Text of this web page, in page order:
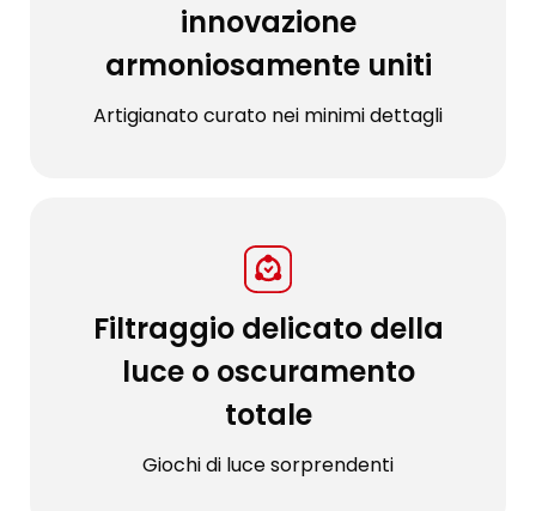
innovazione
armoniosamente uniti
Artigianato curato nei minimi dettagli
Filtraggio delicato della
luce o oscuramento
totale
Giochi di luce sorprendenti